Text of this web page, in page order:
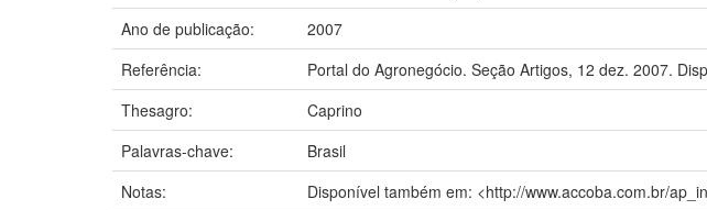
Ano de publicação:
2007
Referência:
Portal do Agronegócio. Seção Artigos, 12 dez. 2007.
Thesagro:
Caprino
Palavras-chave:
Brasil
Notas:
Disponível também em: <http://www.accoba.com.br/